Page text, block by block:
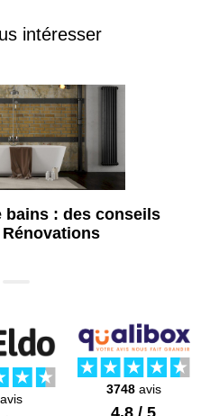
individuelle à
clé en main à
à Montaigu-
intéresser
bains : des conseils
avis
3748avis
4.8 / 5